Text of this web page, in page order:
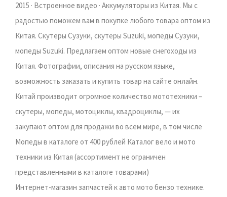
2015 · Встроенное видео · Аккумуляторы из Китая. Мы с
радостью поможем вам в покупке любого товара оптом из
Китая. Скутеры Сузуки, скутеры Suzuki, мопеды Сузуки,
мопеды Suzuki. Предлагаем оптом новые снегоходы из
Китая. Фотографии, описания на русском языке,
возможность заказать и купить товар на сайте онлайн.
Китай производит огромное количество мототехники –
скутеры, мопеды, мотоциклы, квадроциклы, — их
закупают оптом для продажи во всем мире, в том числе
Мопеды в каталоге от 400 рублей Каталог вело и мото
техники из Китая (ассортимент не ограничен
представленными в каталоге товарами)
Интернет-магазин запчастей к авто мото бензо технике.